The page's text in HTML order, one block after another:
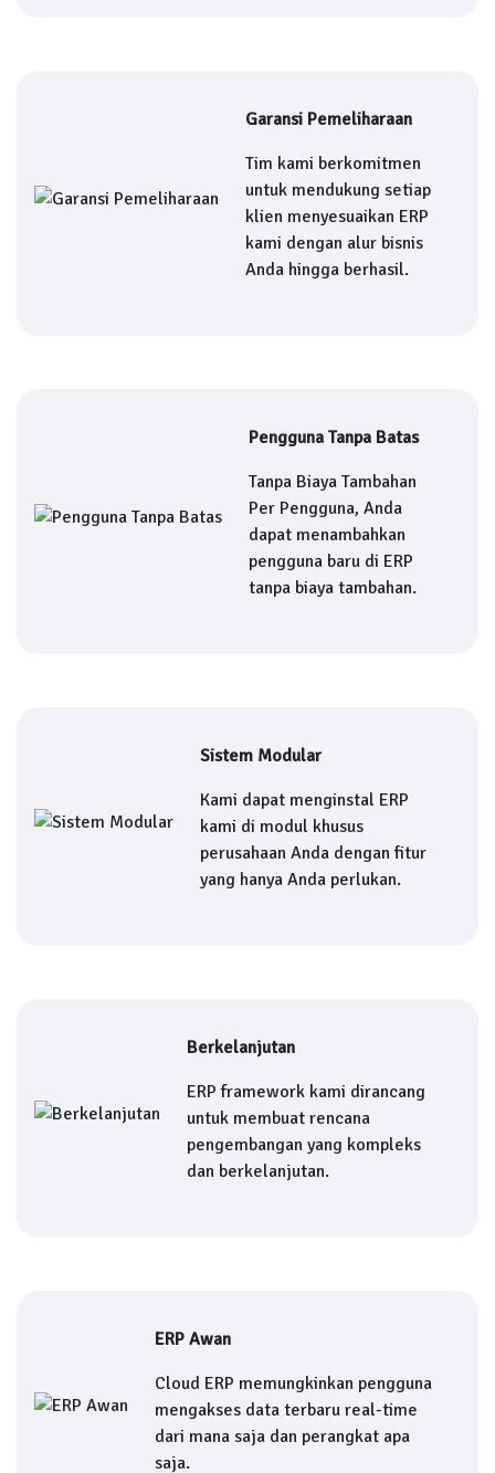
Garansi Pemeliharaan
Tim kami berkomitmen
untuk mendukung setiap
klien menyesuaikan ERP
kami dengan alur bisnis
Anda hingga berhasil.
Pengguna Tanpa Batas
Tanpa Biaya Tambahan
Per Pengguna, Anda
dapat menambahkan
pengguna baru di ERP
tanpa biaya tambahan.
Sistem Modular
Kami dapat menginstal ERP
kami di modul khusus
perusahaan Anda dengan fitur
yang hanya Anda perlukan.
Berkelanjutan
ERP framework kami dirancang
untuk membuat rencana
pengembangan yang kompleks
dan berkelanjutan.
ERP Awan
Cloud ERP memungkinkan pengguna
mengakses data terbaru real-time
dari mana saja dan perangkat apa
saja.